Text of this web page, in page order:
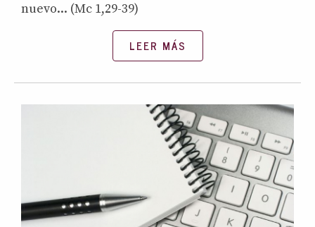
nuevo... (Mc 1,29-39)
LEER MÁS